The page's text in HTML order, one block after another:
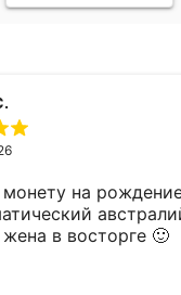
на
в восторге 🙂